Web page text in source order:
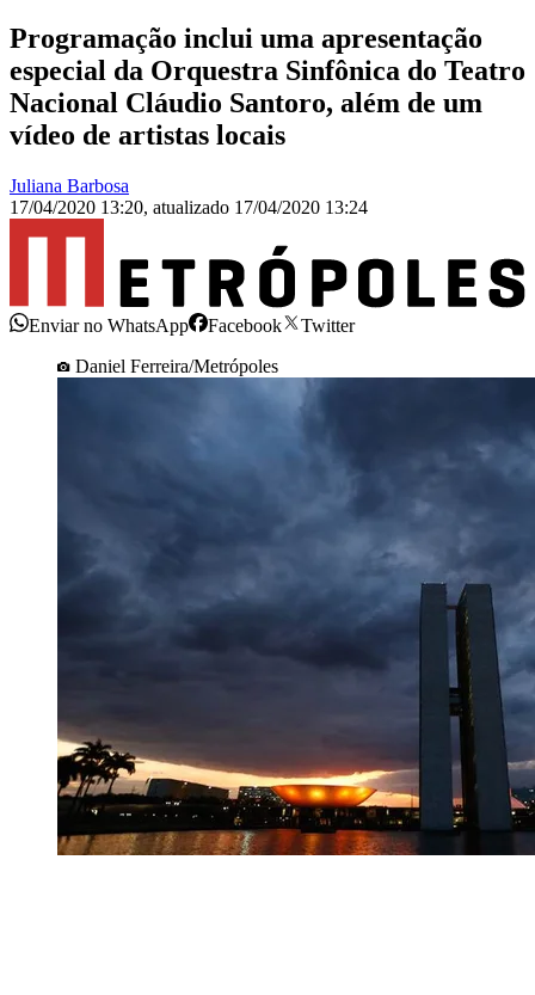
Programação inclui uma apresentação
especial da Orquestra Sinfônica do Teatro
Nacional Cláudio Santoro, além de um
vídeo de artistas locais
Juliana Barbosa
17/04/2020 13:20, atualizado 17/04/2020 13:24
Enviar no WhatsApp Facebook
Twitter
Daniel Ferreira/Metrópoles